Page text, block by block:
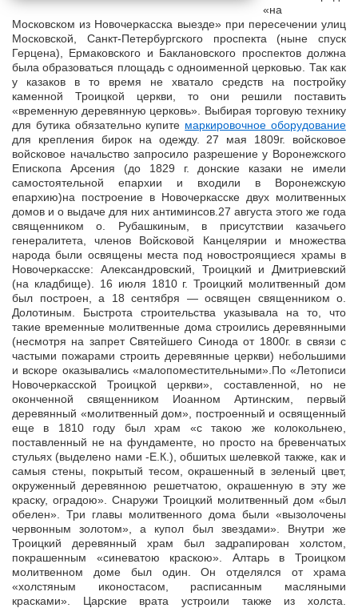
«на
Московском из Новочеркасска выезде» при пересечении улиц
Московской, Санкт-Петербургского проспекта (ныне спуск
Герцена), Ермаковского и Баклановского проспектов должна
была образоваться площадь с одноименной церковью. Так как
у казаков в то время не хватало средств на постройку
каменной Троицкой церкви, то они решили поставить
«временную деревянную церковь». Выбирая торговую технику
для бутика обязательно купите маркировочное оборудование
для крепления бирок на одежду. 27 мая 1809г. войсковое войсковое начальство запросило разрешение у Воронежского Епископа Арсения (до 1829 г. донские казаки не имели самостоятельной епархии и входили в Воронежскую епархию)на построение в Новочеркасске двух молитвенных домов и о выдаче для них антиминсов.27 августа этого же года священником о. Рубашкиным, в присутствии казачьего генералитета, членов Войсковой Канцелярии и множества народа были освящены места под новостроящиеся храмы в Новочеркасске: Александровский, Троицкий и Дмитриевский (на кладбище). 16 июля 1810 г. Троицкий молитвенный дом был построен, а 18 сентября — освящен священником о. Долотиным. Быстрота строительства указывала на то, что такие временные молитвенные дома строились деревянными (несмотря на запрет Святейшего Синода от 1800г. в связи с частыми пожарами строить деревянные церкви) небольшими и вскоре оказывались «малопоместительными».По «Летописи Новочеркасской Троицкой церкви», составленной, но не оконченной священником Иоанном Артинским, первый деревянный «молитвенный дом», построенный и освященный еще в 1810 году был храм «с такою же колокольнею, поставленный не на фундаменте, но просто на бревенчатых стульях (выделено нами -Е.К.), обшитых шелевкой также, как и самыя стены, покрытый тесом, окрашенный в зеленый цвет, окруженный деревянною решетчатою, окрашенную в эту же краску, оградою». Снаружи Троицкий молитвенный дом «был обелен». Три главы молитвенного дома были «вызолочены червонным золотом», а купол был звездами». Внутри же Троицкий деревянный храм был задрапирован холстом, покрашенным «синеватою краскою». Алтарь в Троицком молитвенном доме был один. Он отделялся от храма «холстяным иконостасом, расписанным масляными красками». Царские врата устроили также из холста. Плащаница имелась «малиноваго бархату, вышитая золотом». Икон в Троицком храме насчитывалось немного. Колоколов в то время было шесть. Самый большой весил 1152 кг. (72 пуда), а самый меньший — 16 кг. (1 пуд). Так как Троицкий молитвенный храм оказался вскоре тесным, то в 1823 г. его прихожанка — помещица, жена генерал-майора Екатерина Грекова возбудила ходатайство перед Епископом Воронежским и Черкасским Епифанием о дозволении ей на собственные средства расширить деревянную Троицкую церковь устройством двух новых деревянных приделов в честь Успения Божией Матери и св. великомученицы Екатерины. Но ей отказали на том основании, что церкви строить деревянными Высочайше запрещено и предложили построить каменную. В 1830 г. от ветхости обрушилась церковная ограда. Ветшали дерево и холсты. Церковь быстро приходила в негодность. Поэтому в 1837 г. правление станицы Средней получило разрешение от Войскового Правления на ремонт Троицкого храма на церковные суммы «не касаясь свечной операции», т.е. исключая средства, полученные от продажи свечей. Двумя годами раньше ( т.е. в 1835 г.) уже начались хлопоты и ходатайства о замене временного деревянного Троицкого молитвенного дома каменной церковью. Стали поступать пожертвования. В 1840году этому же станичному правлению было разрешено построить две «камплицы» (часовенки) для сбора пожертвований на новую каменную церковь и : только .В 1842 г. правление станицы Средней возбудило ходатайство перед Афанасием, Архиепископом Новочеркасским и Георгиевским о разрешении постройки двухэтажного каменного здания для Троицкой церкви, мотивируя свое обращение малопоместительностью и ветхостью храма. Разрешение такое дали и войсковой архитектор Седов выполнил проект каменного Троицкого храма, который был Высочайше утвержден 25 января 1845года. Но Главное управление путей сообщения и публичных зданий, в компетенции которого было строительство таких зданий, отвергло проект Седова и прислало в Новочеркасск свой проект. Станичное правление признало этот проект из Петербурга «весьма малым и недостаточным для помещения прихожан, коих числится свыше 5 тыс. человек», не считая пригородных хуторян, причисленных к Троицкой церкви. К тому же правление станицы Средней беспокоилось о том, чтобы новый Троицкий храм явился украшением городу «в соответствие соборному строению», т.е. строящемуся невдалеке каменному Вознесенскому собору. В связи с этим станичное правление отдает разработку проекта нового каменного Троицкого храма казачьему архитектору Фомину. Он предложил проект пятиглавого храма в нововизантийском стиле с хорами «для удобнейшаго размещения молящихся», общей площадью 1949 квадратных аршин (т.е. 1386 кв. м.). 2 августа 1845 года ходатайство станицы Средней вместе с проектами архитектора Фомина было Высочайше утверждено. Но поскольку проект Фомина стал своеобразным противовесом «министерскому» проекту, то казаки отдали решение этого вопроса Военному министру, в ведомстве которого они находились. Он одобрил новый проект и 24 июня 1850 года, как видно из рапорта ключаря собора священника Василия Смирнова, «положено основание вновь созидаемого каменным зданием храма во имя Св. Живоначальныя Троицы по чиноположению церковному, в присутствии г. наказного атамана В.Д. ( Войска Донского — Е.К.) генерал-лейтенанта Михаила Григ. Хомутова с его супругою, начальника штаба» и т.д. («Донская Церковная Старина», вып.1V, 1915 г., стр.66) Попечителем по постройке храма от духовного ведомства был определен по желанию казаков священник Троицкой церкви Иаков Соловьев. Постройка же каменного здания Троицкой церкви с подрядных торгов сдана государственному крестьянину Владимирской губернии Стефану Богатову за 32 тыс. руб. серебром на всем его материале, за исключением иконостаса. Надзор за строительством храма поручили Войсковому архитектору подполковнику Якову Седову. Для постройки Троицкого каменного храма заготовили 7 млн. штук кирпича, 1600 четвертей извести, а также камень из соседнего Большого Лога. К 16 августа 1852 г. строительство Троицкой церкви вчерне окончили. Началась внутренняя штукатурка стен, деревянные работы и т.д. Исследование лопнувшей 14 августа 1852 г. «железной связи» показало, что общая прочность стен от этого не нарушена. Оставалось соорудить соответствующий храму иконостас. Войсковой Наказной Атаман М.Г. Хомутов взял на себя труд заказать иконостас для главного алтаря с написанием икон Императорской Академии Художеств. Два других иконостаса в приделах церкви были заказаны и исполнены в Новочеркасске под наблюдением архитектора И.О. Вальпреда. Иконы для этих иконостасов писали местные живописцы Ардалион Золотарев и Михаил Гольмов. 24 июля 1856 г. кафедральный протоиерей Василий Смирнов, с благословения Его Высокопреосвященства, освятил южный придел в честь Воздвижения Честнаго и Животворящаго Креста Господня. .Священниками Троицкой церкви в это время служили Василий Пашутин и Василий Слюсарев. В мае 1859 г. окончили устройство главного придела. 30 мая 1859 г. в присутствии Атамана М.Г. Хомутова в главном приделе был положен «антиминс по чиноположению церковному». В 1861 г. церковь расписана живописью старанием о. Иакова Соловьева. В этом же году под присмотром Войскового архитектора Авилова вокруг Троицкой церкви начата постройка железной ограды на каменном фундаменте с тремя дверями. Её строительство окончили только в 1872 г. В 1869 г. по ходатайству граждан Новочеркасской станицы и представителей Войскового начальства Управлением Иррегулярных войск разрешено устроить «каменную колокольню с трапезой » при Троицкой церкви. Постройка велась хозяйственным способом и в 1872 г. колокольню построили. Кроме этого за это же время удалось построить две паперти (внешний притвор, площадка перед внутренним притвором храма — Е.К.) с южной и северной сторон храма. В 1893 г. пристроены с северной и южной сторон храма приделы к боковым алтарям. А в 1896 г. с южной стороны к алтарю Кресто-Воздвиженского придела пристроено небольшое помещение для ризницы и архива, а с северной к алтарю в честь Покрова Божией Матери — пономарка. В 1909 г. к западным входным дверям в храм пристроен кирпичный тамбур. В 1915г. Троицкая церковь в Новочеркасске — это пятиглавая, каменная колокольней, трехпрестольная церковь. Каменная колокольня состояла из двух этажей. В каждом из них было по четыре окна. В них были выставлены изготовленные на железной основе изображения новозаветных событий и святых. Купол снаружи имел конусообразную форму с 8 окнами. Кресты на главах церкви стояли железные, но позолоченные. В Троицкий храм вели три двери. С западной стороны вход вел в квадратный притвор, где на правой стене висела, написанная на полотне икона Иоанна Златоуста, а на левой — такая же икона Михаила Архангела, записывающего входящих в храм. Трапезная Троицкой церкви имела в длину 12 метров и ширину 8,5 м. Её высота составляла 9,6 м. Покрашена была трапезная, как и вся Троицкая церковь, голубоватой масляной краской. На западной стене над «красными» воротами (дверями) висела большая картина «Нагорная проповедь», а на восточной — «Тайная вечеря». В трапезной имелось много драгоценных икон. Например, икона Божией Матери Одигитрии была вышита золотом и жемчугом. При входе в церковь по правую и левую стороны на высоте более 2-х метров распологались хоры (правые для певчих, а левые — для молящихся). Купол Троицкой церкви внутри имел высоту более 20 метров. На своде его был изображен Святой Дух в виде голубя, окруженный «тьмой ангелов». Купол поддерживали четыре кирпичных столба. На их верхней части были написаны иконы четырех Св. Евангелистов — Марка, Матфея, Луки и Иоанна. Из икон в Троицкой церкви обращали на себя внимание многие, но особенно у южных ворот гробик Пресвятой Богородицы, который соорудили из серебра, а изображение Богоматери было унизано жемчугом. Иконостас главного алтаря Троицкой церкви был 4-х ярусный, украшенный резными позолоченными колоннами, резьбой и т.д. Царские врата — серебряные (84 пробы), резной работы. Все иконы в иконостасе украшены серебряными ризами и находились под стеклом. Увенчан иконостас был деревянным крестом с изображением распятого Спасителя. Царские врата в приделах были также серебряные. Над иконостасами в приделах водружены деревянные кресты, а по их